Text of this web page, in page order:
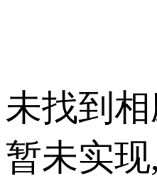
未找到相
暂未实